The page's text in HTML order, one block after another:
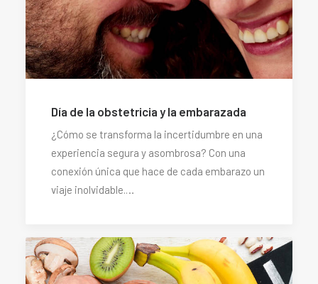
Día de la obstetricia y la embarazada
¿Cómo se transforma la incertidumbre en una
experiencia segura y asombrosa? Con una
conexión única que hace de cada embarazo un
viaje inolvidable.…